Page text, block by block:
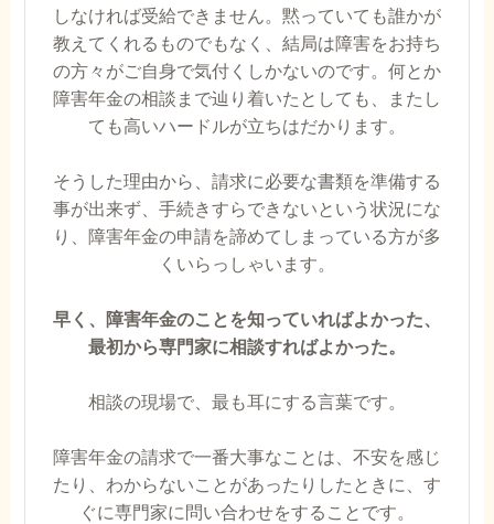
しなければ受給できません。黙っていても誰かが
教えてくれるものでもなく、結局は障害をお持ち
の方々がご自身で気付くしかないのです。何とか
障害年金の相談まで辿り着いたとしても、またし
ても高いハードルが立ちはだかります。
そうした理由から、請求に必要な書類を準備する
事が出来ず、手続きすらできないという状況にな
り、障害年金の申請を諦めてしまっている方が多
くいらっしゃいます。
早く、障害年金のことを知っていればよかった、
最初から専門家に相談すればよかった。
相談の現場で、最も耳にする言葉です。
障害年金の請求で一番大事なことは、不安を感じ
たり、わからないことがあったりしたときに、す
ぐに専門家に問い合わせをすることです。